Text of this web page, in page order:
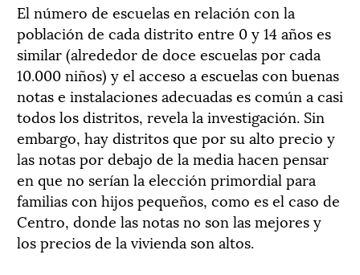
El número de escuelas en relación con la
población de cada distrito entre 0 y 14 años es
similar (alrededor de doce escuelas por cada
10.000 niños) y el acceso a escuelas con buenas
notas e instalaciones adecuadas es común a casi
todos los distritos, revela la investigación. Sin
embargo, hay distritos que por su alto precio y
las notas por debajo de la media hacen pensar
en que no serían la elección primordial para
familias con hijos pequeños, como es el caso de
Centro, donde las notas no son las mejores y
los precios de la vivienda son altos.